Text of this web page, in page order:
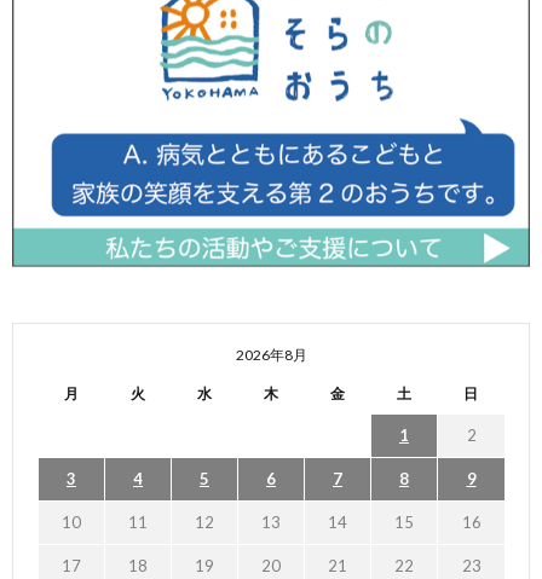
2026年8月
月 火 水 木 金 土 日
1 2
3 4 5 6 7 8 9
10 11 12 13 14 15 16
17 18 19 20 21 22 23